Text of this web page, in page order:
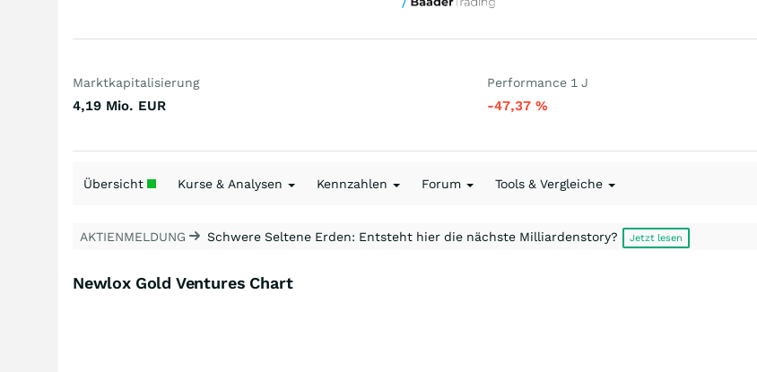
Marktkapitalisierung
4,19 Mio. EUR
Performance 1 J
-47,37 %
Übersicht Kurse & Analysen Kennzahlen Forum Tools & Vergleiche
AKTIENMELDUNG Schwere Seltene Erden: Entsteht hier die nächste Milliardenstory? Jetzt lesen
Newlox Gold Ventures Chart